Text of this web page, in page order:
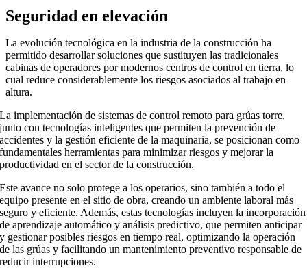
Seguridad en elevación
La evolución tecnológica en la industria de la construcción ha
permitido desarrollar soluciones que sustituyen las tradicionales
cabinas de operadores por modernos centros de control en tierra, lo
cual reduce considerablemente los riesgos asociados al trabajo en
altura.
La implementación de sistemas de control remoto para grúas torre,
junto con tecnologías inteligentes que permiten la prevención de
accidentes y la gestión eficiente de la maquinaria, se posicionan como
fundamentales herramientas para minimizar riesgos y mejorar la
productividad en el sector de la construcción.
Este avance no solo protege a los operarios, sino también a todo el
equipo presente en el sitio de obra, creando un ambiente laboral más
seguro y eficiente. Además, estas tecnologías incluyen la incorporación
de aprendizaje automático y análisis predictivo, que permiten anticipar
y gestionar posibles riesgos en tiempo real, optimizando la operación
de las grúas y facilitando un mantenimiento preventivo responsable de
reducir interrupciones.